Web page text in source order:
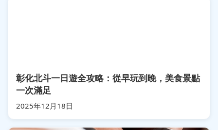
彰化北斗一日遊全攻略：從早玩到晚，美食景點
一次滿足
2025年12月18日